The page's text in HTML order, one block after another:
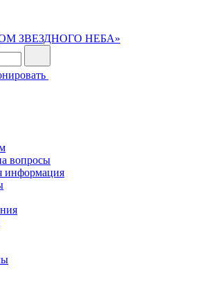
вопросы
информация